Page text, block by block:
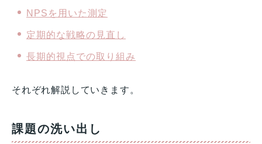
NPSを用いた測定
定期的な戦略の見直し
長期的視点での取り組み
それぞれ解説していきます。
課題の洗い出し